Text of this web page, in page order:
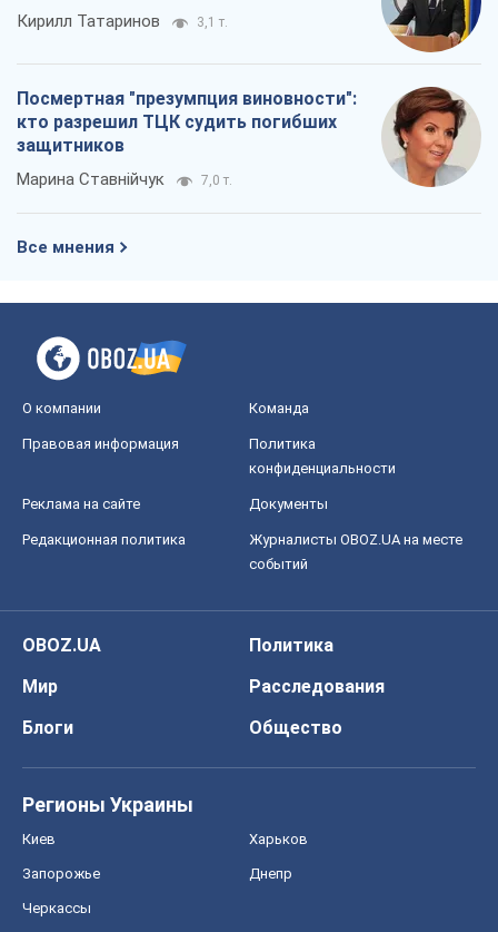
Кирилл Татаринов 3,1 т.
Посмертная "презумпция виновности":
кто разрешил ТЦК судить погибших
защитников
Марина Ставнійчук 7,0 т.
Все мнения
О компании Команда
Правовая информация
Политика
конфиденциальности
Реклама на сайте Документы
Редакционная политика
Журналисты OBOZ.UA на месте
событий
OBOZ.UA
Политика
Мир
Расследования
Блоги
Общество
Регионы Украины
Киев Харьков
Запорожье Днепр
Черкассы